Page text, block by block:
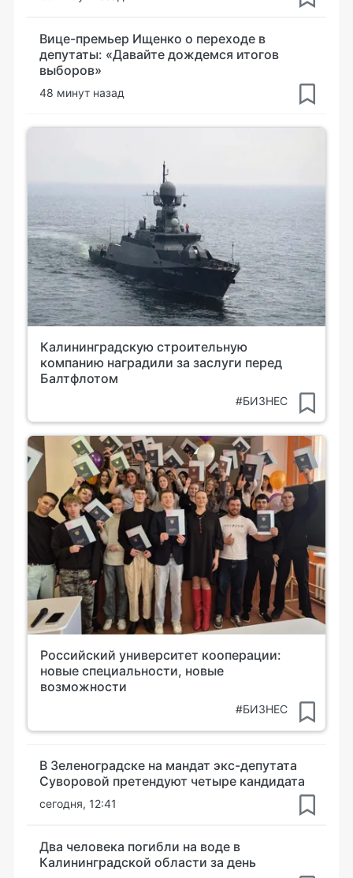
Вице-премьер Ищенко о переходе в
депутаты: «Давайте дождемся итогов
выборов»
48 минут назад
Калининградскую строительную
компанию наградили за заслуги перед
Балтфлотом
#БИЗНЕС
Российский университет кооперации:
новые специальности, новые
возможности
#БИЗНЕС
В Зеленоградске на мандат экс-депутата
Суворовой претендуют четыре кандидата
сегодня, 12:41
Два человека погибли на воде в
Калининградской области за день